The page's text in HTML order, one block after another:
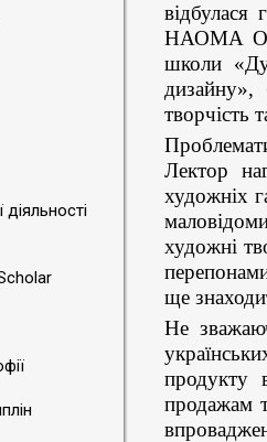
відбулася
НАОМА
школи
дизайну»,
творчість
Лектор
художніх
художні
ще
Не
продукту
продажам